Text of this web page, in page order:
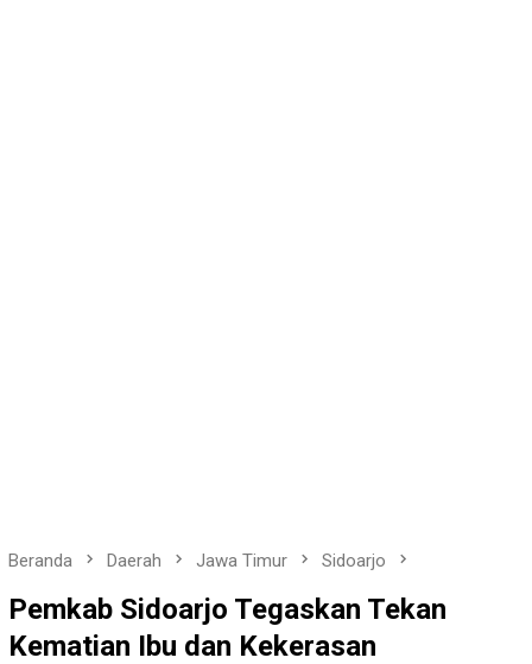
Beranda Daerah Jawa Timur Sidoarjo
Pemkab Sidoarjo Tegaskan Tekan
Kematian Ibu dan Kekerasan